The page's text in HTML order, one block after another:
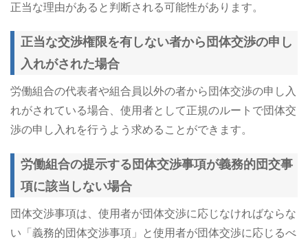
正当な理由があると判断される可能性があります。
正当な交渉権限を有しない者から団体交渉の申し
入れがされた場合
労働組合の代表者や組合員以外の者から団体交渉の申し入
れがされている場合、使用者として正規のルートで団体交
渉の申し入れを行うよう求めることができます。
労働組合の提示する団体交渉事項が義務的団交事
項に該当しない場合
団体交渉事項は、使用者が団体交渉に応じなければならな
い「義務的団体交渉事項」と使用者が団体交渉に応じるべ